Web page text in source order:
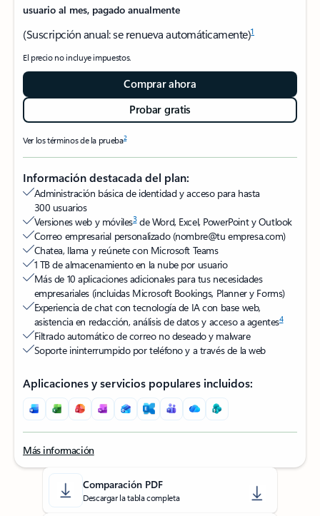
usuario al mes, pagado anualmente
(Suscripción anual: se renueva automáticamente)1
El precio no incluye impuestos.
Comprar ahora
Probar gratis
Ver los términos de la prueba2
Información destacada del plan:
Administración básica de identidad y acceso para hasta
300 usuarios
Versiones web y móviles3de Word, Excel, PowerPoint y Outlook
Correo empresarial personalizado (nombre@tu empresa.com)
Chatea, llama y reúnete con Microsoft Teams
1 TB de almacenamiento en la nube por usuario
Más de 10 aplicaciones adicionales para tus necesidades
empresariales (incluidas Microsoft Bookings, Planner y Forms)
Experiencia de chat con tecnología de IA con base web,
asistencia en redacción, análisis de datos y acceso a agentes4
Filtrado automático de correo no deseado y malware
Soporte ininterrumpido por teléfono y a través de la web
Aplicaciones y servicios populares incluidos:
Más información
Volver a las pestañas
Comparación PDF
Descargar la tabla completa